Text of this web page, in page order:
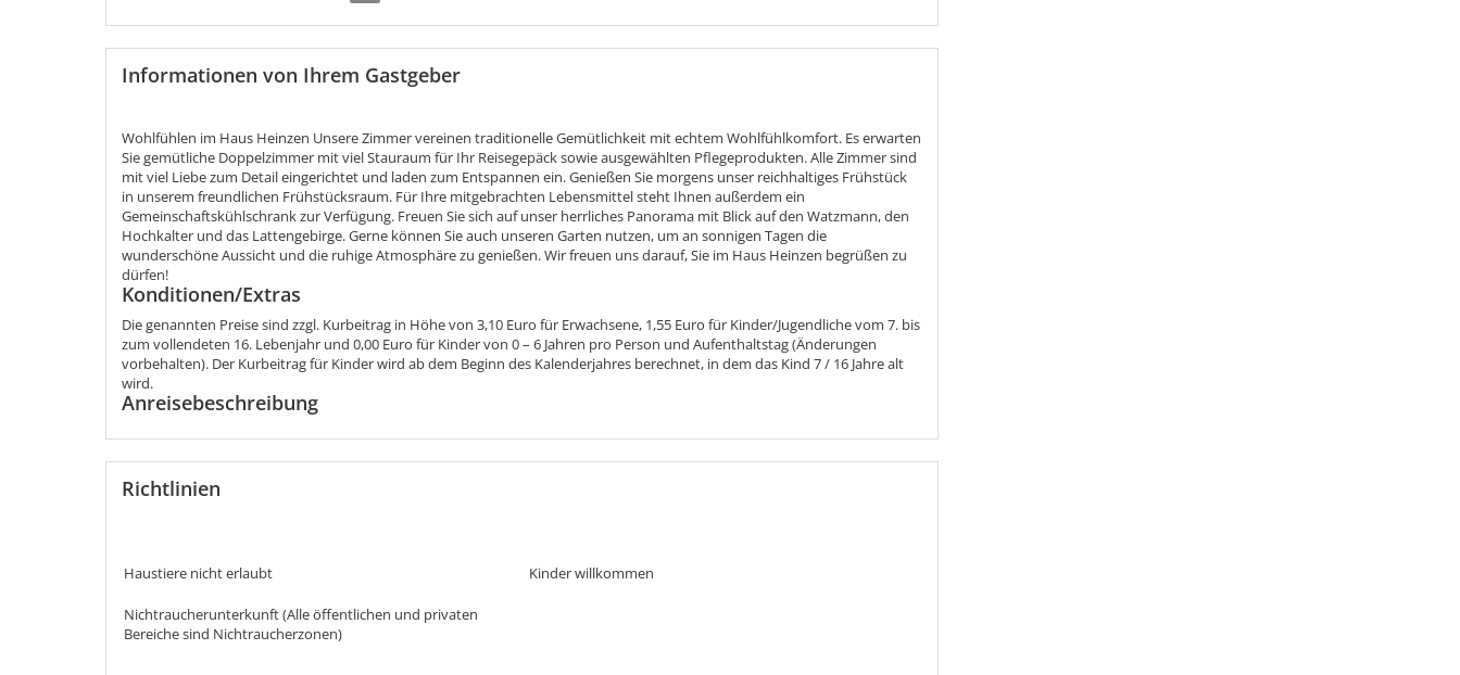
Informationen von Ihrem Gastgeber
Wohlfühlen im Haus Heinzen Unsere Zimmer vereinen traditionelle Gemütlichkeit mit echtem Wohlfühlkomfort. Es erwarten
Sie gemütliche Doppelzimmer mit viel Stauraum für Ihr Reisegepäck sowie ausgewählten Pflegeprodukten. Alle Zimmer sind
mit viel Liebe zum Detail eingerichtet und laden zum Entspannen ein. Genießen Sie morgens unser reichhaltiges Frühstück
in unserem freundlichen Frühstücksraum. Für Ihre mitgebrachten Lebensmittel steht Ihnen außerdem ein
Gemeinschaftskühlschrank zur Verfügung. Freuen Sie sich auf unser herrliches Panorama mit Blick auf den Watzmann, den
Hochkalter und das Lattengebirge. Gerne können Sie auch unseren Garten nutzen, um an sonnigen Tagen die
wunderschöne Aussicht und die ruhige Atmosphäre zu genießen. Wir freuen uns darauf, Sie im Haus Heinzen begrüßen zu
dürfen!
Konditionen/Extras
Die genannten Preise sind zzgl. Kurbeitrag in Höhe von 3,10 Euro für Erwachsene, 1,55 Euro für Kinder/Jugendliche vom 7. bis
zum vollendeten 16. Lebenjahr und 0,00 Euro für Kinder von 0 – 6 Jahren pro Person und Aufenthaltstag (Änderungen
vorbehalten). Der Kurbeitrag für Kinder wird ab dem Beginn des Kalenderjahres berechnet, in dem das Kind 7 / 16 Jahre alt
wird.
Anreisebeschreibung
Richtlinien
Haustiere nicht erlaubt Kinder willkommen
Nichtraucherunterkunft (Alle öffentlichen und privaten
Bereiche sind Nichtraucherzonen)